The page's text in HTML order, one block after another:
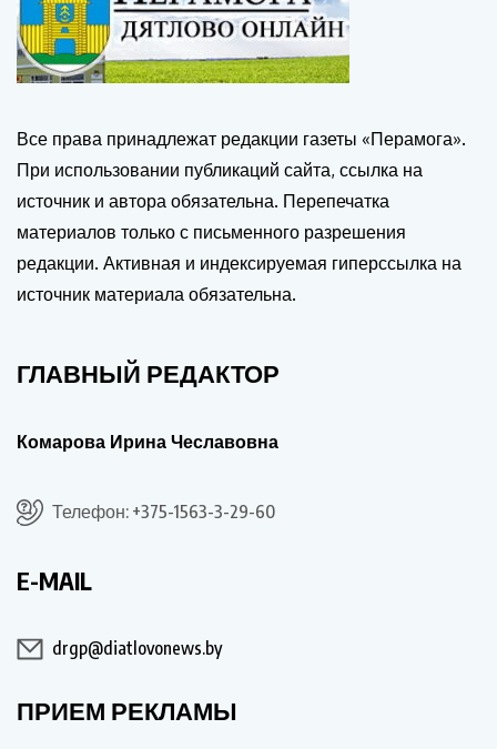
Все права принадлежат редакции газеты «Перамога».
При использовании публикаций сайта, ссылка на
источник и автора обязательна. Перепечатка
материалов только с письменного разрешения
редакции. Активная и индексируемая гиперссылка на
источник материала обязательна.
ГЛАВНЫЙ РЕДАКТОР
Комарова Ирина Чеславовна
Телефон: +375-1563-3-29-60
E-MAIL
drgp@diatlovonews.by
ПРИЕМ РЕКЛАМЫ